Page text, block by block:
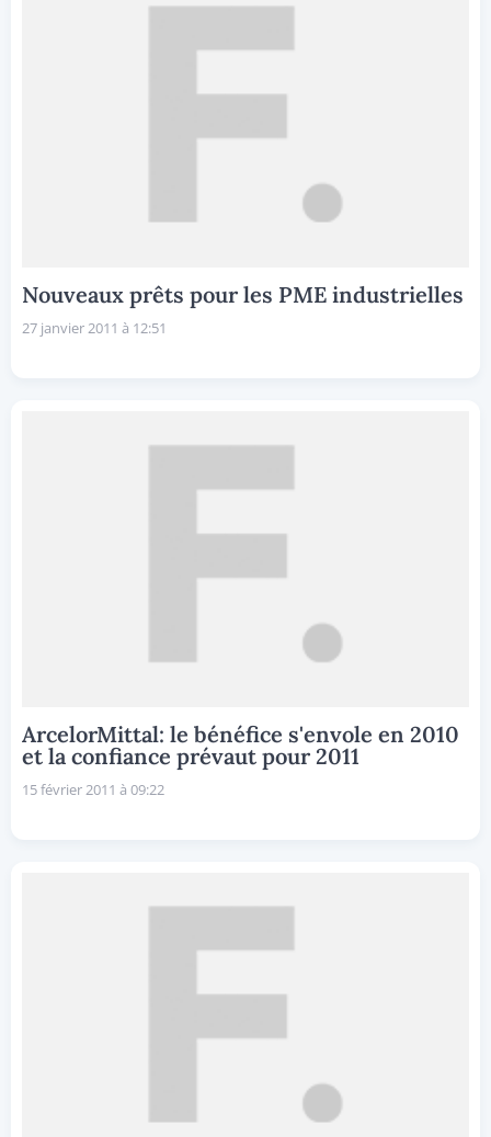
Nouveaux prêts pour les PME industrielles
27 janvier 2011 à 12:51
ArcelorMittal: le bénéfice s'envole en 2010
et la confiance prévaut pour 2011
15 février 2011 à 09:22